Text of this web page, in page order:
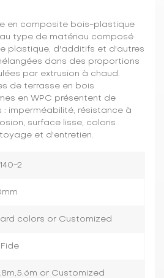
en composite bois-plastique
type de matériau composé
plastique, d'additifs et d'autres
dans des proportions
par extrusion à chaud.
de terrasse en bois
en WPC présentent de
: imperméabilité, résistance à
surface lisse, coloris
et d'entretien.
2
colors or Customized
or Customized